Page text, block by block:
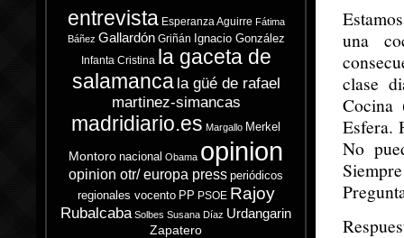
entrevista Esperanza Aguirre Fátima
Báñez Gallardón Griñán Ignacio González
Infanta Cristina la gaceta de
salamanca la güé de rafael
martinez-simancas
madridiario.es Margallo Merkel
Montoro nacional Obama opinion
opinion otr/ europa press periódicos
regionales vocento PP PSOE Rajoy
Rubalcaba Solbes Susana Díaz Urdangarin
Zapatero
una
clase
Cocina
Esfera.
No